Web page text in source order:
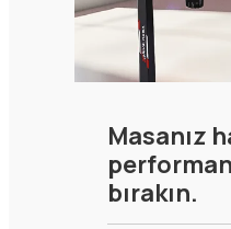
Masanız
bırakın.